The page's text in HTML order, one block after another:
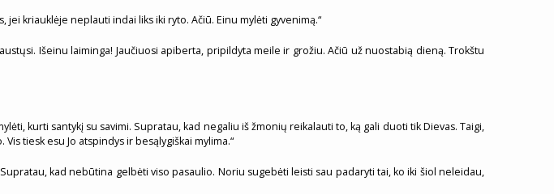
kriauklėje neplauti indai liks iki ryto. Ačiū. Einu mylėti gyvenimą.“
Išeinu laiminga! Jaučiuosi apiberta, pripildyta meile ir grožiu. Ačiū už nuostabią dieną. Trokštu
kurti santykį su savimi. Supratau, kad negaliu iš žmonių reikalauti to, ką gali duoti tik Dievas. Taigi,
tiesk esu Jo atspindys ir besąlygiškai mylima.“
kad nebūtina gelbėti viso pasaulio. Noriu sugebėti leisti sau padaryti tai, ko iki šiol neleidau,